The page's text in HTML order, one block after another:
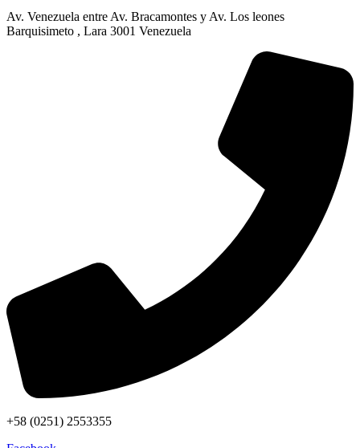
Av. Venezuela entre Av. Bracamontes y Av. Los leones
Barquisimeto , Lara 3001 Venezuela
+58 (0251) 2553355